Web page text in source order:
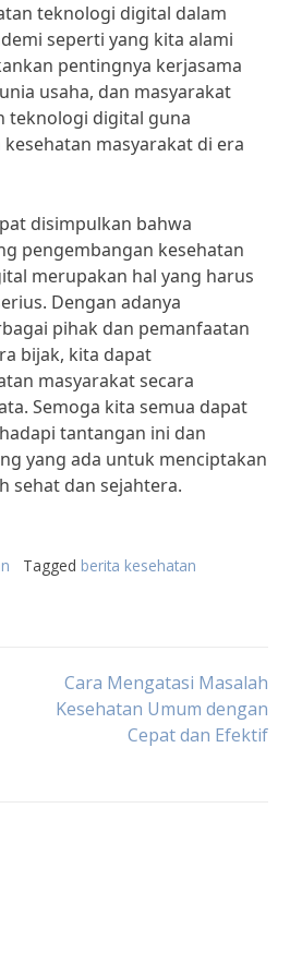
teknologi digital dalam
seperti yang kita alami
pentingnya kerjasama
usaha, dan masyarakat
teknologi digital guna
masyarakat di era
disimpulkan bahwa
pengembangan kesehatan
merupakan hal yang harus
Dengan adanya
pihak dan pemanfaatan
bijak, kita dapat
masyarakat secara
Semoga kita semua dapat
tantangan ini dan
yang ada untuk menciptakan
sehat dan sejahtera.
Tagged berita kesehatan
Cara Mengatasi Masalah
Kesehatan Umum dengan
Cepat dan Efektif